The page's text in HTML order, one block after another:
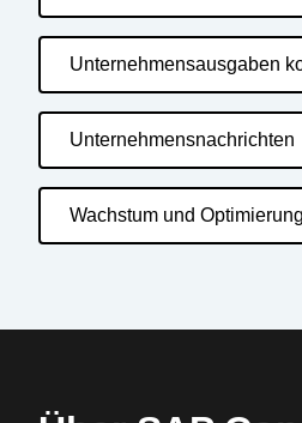
Unternehmensausgaben
Unternehmensnachrichten
Wachstum und Optimierung